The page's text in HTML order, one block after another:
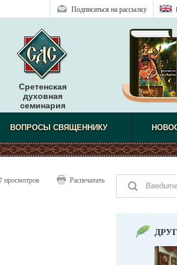
Подписаться на рассылку
Сретенская
духовная
семинария
ВОПРОСЫ СВЯЩЕННИКУ
просмотров Распечатать